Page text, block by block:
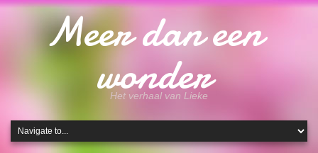
Meer dan een
wonder
Het verhaal van Lieke